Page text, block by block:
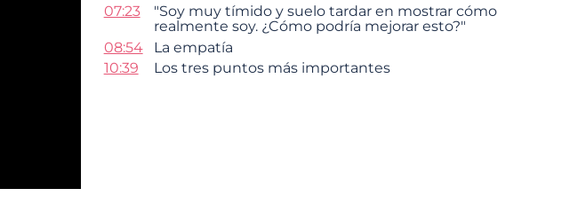
07:23
"Soy muy tímido y suelo tardar en mostrar cómo
realmente soy. ¿Cómo podría mejorar esto?"
08:54
La empatía
10:39
Los tres puntos más importantes